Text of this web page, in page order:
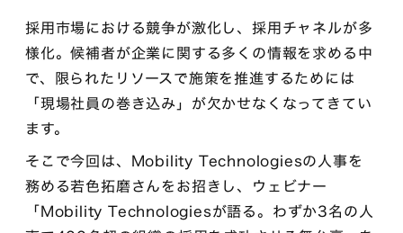
採用市場における競争が激化し、採用チャネルが多
様化。候補者が企業に関する多くの情報を求める中
で、限られたリソースで施策を推進するためには
「現場社員の巻き込み」が欠かせなくなってきてい
ます。
そこで今回は、Mobility Technologiesの人事を
務める若色拓磨さんをお招きし、ウェビナー
「Mobility Technologiesが語る。わずか3名の人